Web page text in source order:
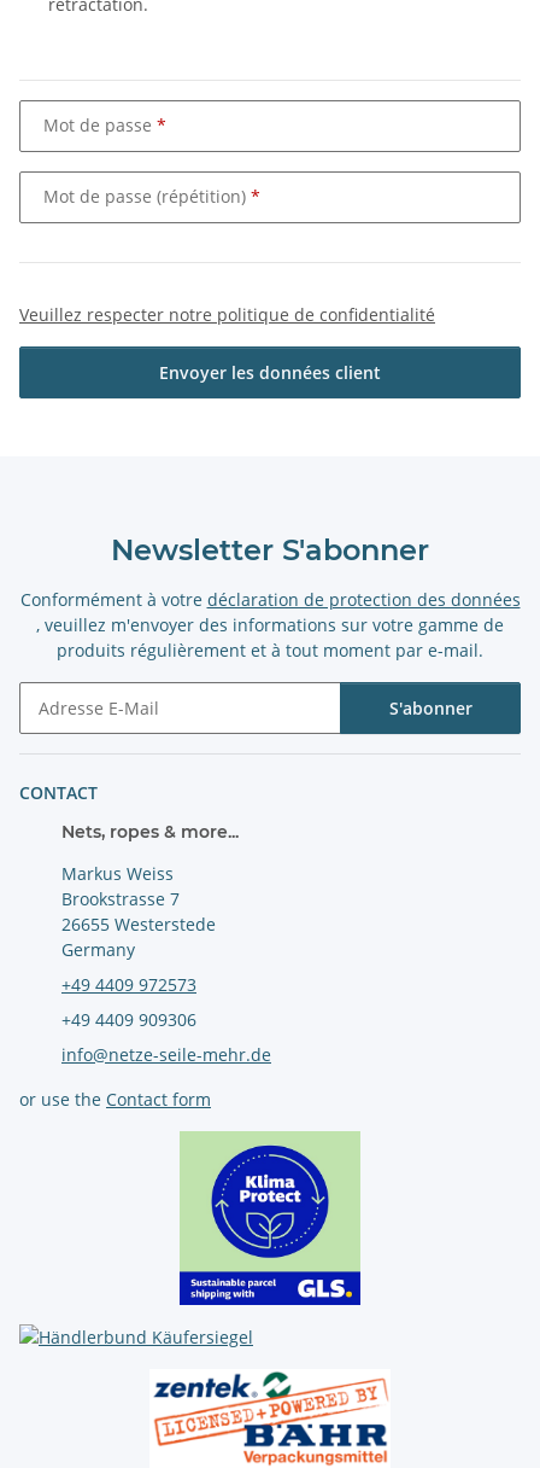
Mot de passe
Mot de passe (répétition)
Veuillez respecter notre politique de confidentialité
Envoyer les données client
Newsletter S'abonner
Conformément à votre déclaration de protection des données
, veuillez m'envoyer des informations sur votre gamme de
produits régulièrement et à tout moment par e-mail.
S'abonner
CONTACT
Nets, ropes & more...
Markus Weiss
Brookstrasse 7
26655 Westerstede
Germany
+49 4409 972573
+49 4409 909306
info@netze-seile-mehr.de
or use the Contact form